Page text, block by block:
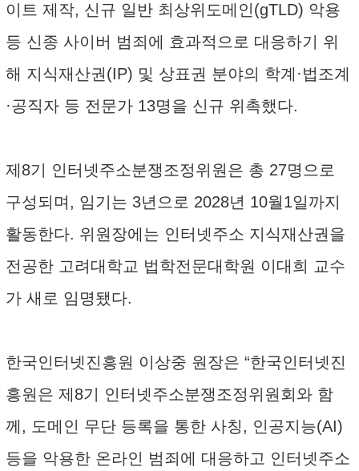
이트 제작, 신규 일반 최상위도메인(gTLD) 악용
등 신종 사이버 범죄에 효과적으로 대응하기 위
해 지식재산권(IP) 및 상표권 분야의 학계·법조계
·공직자 등 전문가 13명을 신규 위촉했다.
제8기 인터넷주소분쟁조정위원은 총 27명으로
구성되며, 임기는 3년으로 2028년 10월1일까지
활동한다. 위원장에는 인터넷주소 지식재산권을
전공한 고려대학교 법학전문대학원 이대희 교수
가 새로 임명됐다.
한국인터넷진흥원 이상중 원장은 “한국인터넷진
흥원은 제8기 인터넷주소분쟁조정위원회와 함
께, 도메인 무단 등록을 통한 사칭, 인공지능(AI)
등을 악용한 온라인 범죄에 대응하고 인터넷주소